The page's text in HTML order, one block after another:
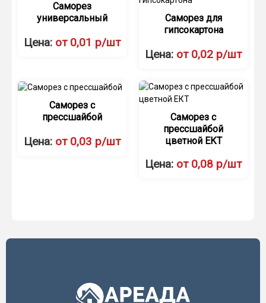
Саморез
универсальный
Цена: от 0,01 р/шт
Саморез для
гипсокартона
Цена: от 0,02 р/шт
Саморез с
прессшайбой
Цена: от 0,03 р/шт
Саморез с
прессшайбой
цветной ЕКТ
Цена: от 0,08 р/шт